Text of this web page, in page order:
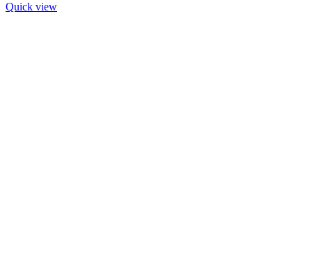
Quick view